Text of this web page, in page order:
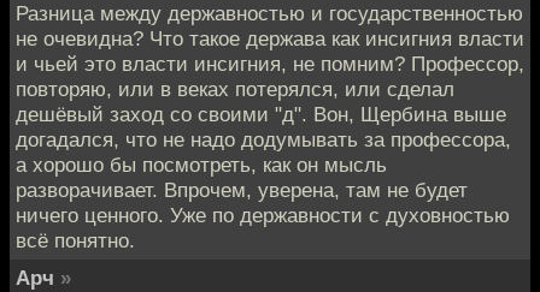
Разница между державностью и государственностью
не очевидна? Что такое держава как инсигния власти
и чьей это власти инсигния, не помним? Профессор,
повторяю, или в веках потерялся, или сделал
дешёвый заход со своими "д". Вон, Щербина выше
догадался, что не надо додумывать за профессора,
а хорошо бы посмотреть, как он мысль
разворачивает. Впрочем, уверена, там не будет
ничего ценного. Уже по державности с духовностью
всё понятно.
Арч »